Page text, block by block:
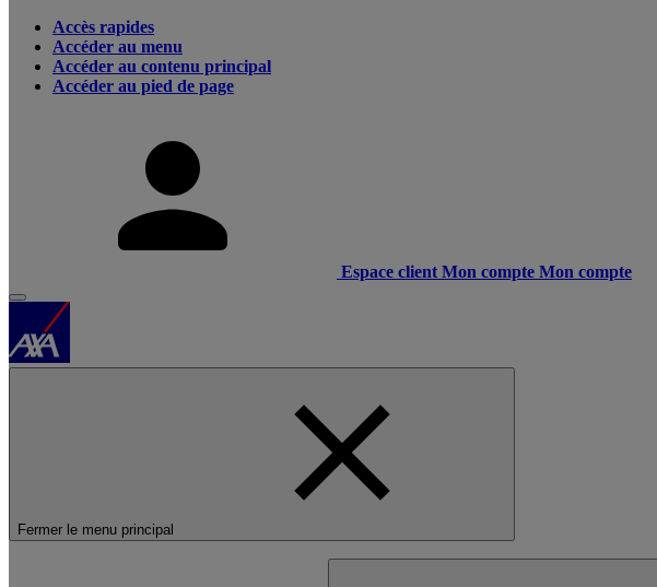
Accès rapides
Accéder au menu
Accéder au contenu principal
Accéder au pied de page
Espace client Mon compte Mon compte
Fermer le menu principal